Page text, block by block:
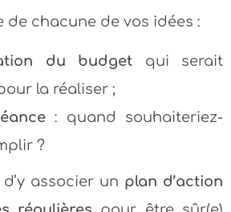
de chacune de vos idées :
du budget qui serait
la réaliser ;
: quand souhaiteriez-
?
associer un plan d’action